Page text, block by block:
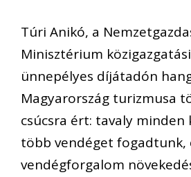
Túri Anikó, a
Minisztérium
ünnepélyes díjátadón
Magyarország turizmusa
csúcsra ért: tavaly minden
több vendéget fogadtunk,
vendégforgalom